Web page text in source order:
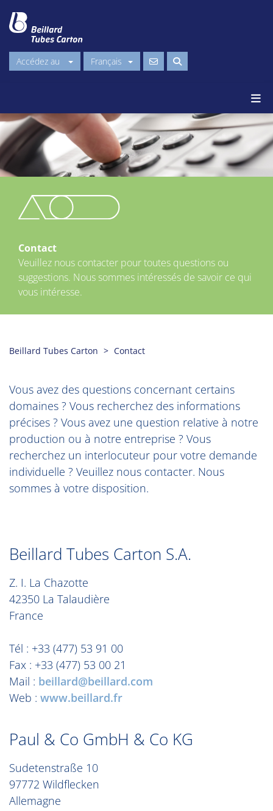
Accédez au Français
Contact
Veuillez nous contacter pour toutes questions ou
suggestions. Nous sommes intéressés de savoir ce qui
vous intéresse.
Beillard Tubes Carton Contact
Vous avez des questions concernant certains
domaines ? Vous recherchez des informations
précises ? Vous avez une question relative à notre
production ou à notre entreprise ? Vous
recherchez un interlocuteur pour votre demande
individuelle ? Veuillez nous contacter. Nous
sommes à votre disposition.
Beillard Tubes Carton S.A.
Z. I. La Chazotte
42350 La Talaudière
France
Tél : +33 (477) 53 91 00
Fax : +33 (477) 53 00 21
Mail : beillard@beillard.com
Web : www.beillard.fr
Paul & Co GmbH & Co KG
Sudetenstraße 10
97772 Wildflecken
Allemagne